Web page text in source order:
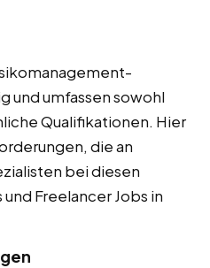
und umfassen sowohl
Qualifikationen. Hier
die an
bei diesen
Freelancer Jobs in